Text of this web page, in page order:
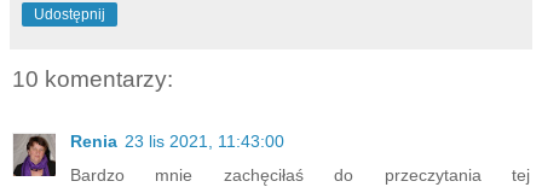
Udostępnij
10 komentarzy:
Renia 23 lis 2021, 11:43:00
Bardzo mnie zachęciłaś do przeczytania tej